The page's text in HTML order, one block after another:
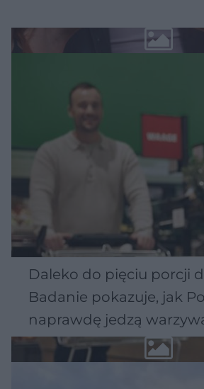
Daleko do pięciu porcji
Badanie pokazuje, jak
naprawdę jedzą